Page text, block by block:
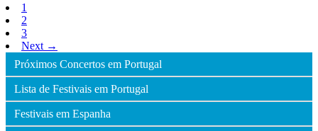
1
2
3
Next →
Próximos Concertos em Portugal
Lista de Festivais em Portugal
Festivais em Espanha